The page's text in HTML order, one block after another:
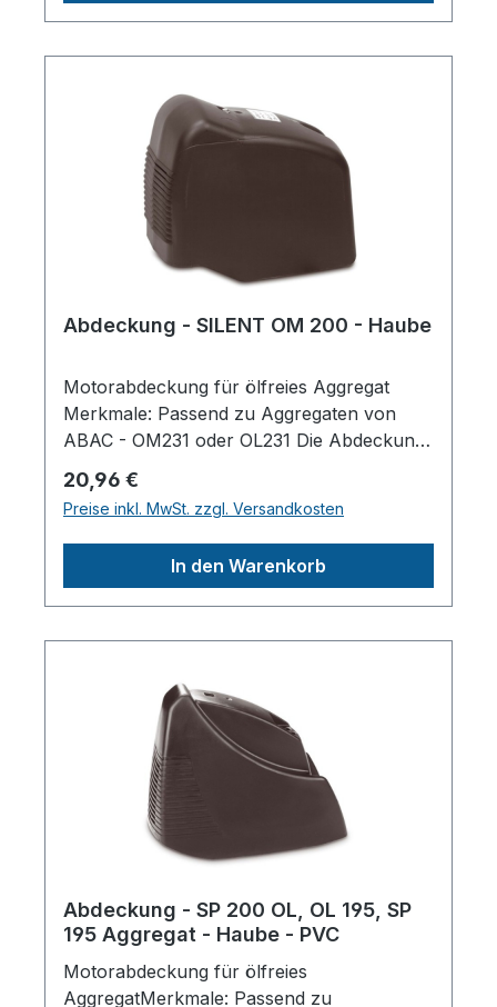
Abdeckung - SILENT OM 200 - Haube
Motorabdeckung für ölfreies Aggregat
Merkmale: Passend zu Aggregaten von
ABAC - OM231 oder OL231 Die Abdeckung
am Aggregat befestigt Passend zu 24 Liter
KompressorenHerstellerpro)SALES GmbH,
AEROTEC KompressorenFerdinand-
Porsche-Str. 16, 63500 Seligenstadt,
Regulärer Preis:
20,96 €
Preise inkl. MwSt. zzgl. Versandkosten
In den Warenkorb
Abdeckung - SP 200 OL, OL 195, SP
195 Aggregat - Haube - PVC
Motorabdeckung für ölfreies
AggregatMerkmale: Passend zu